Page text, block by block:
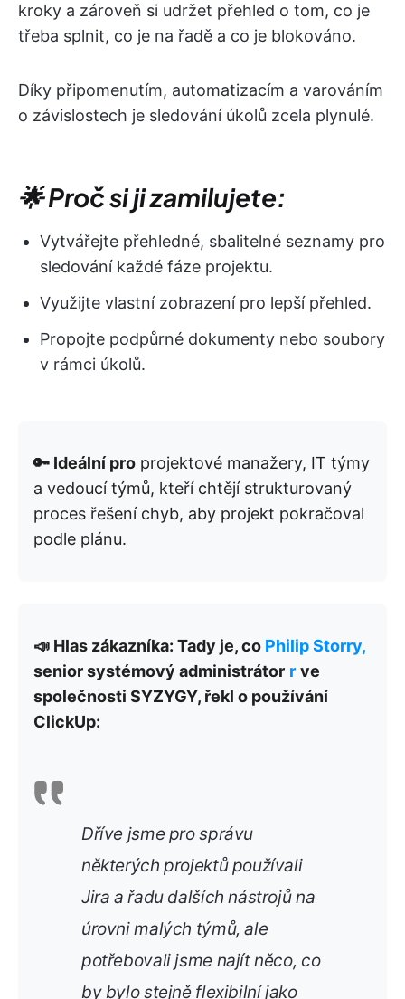
kroky a zároveň si udržet přehled o tom, co je
třeba splnit, co je na řadě a co je blokováno.
Díky připomenutím, automatizacím a varováním
o závislostech je sledování úkolů zcela plynulé.
🌟 Proč si ji zamilujete:
Vytvářejte přehledné, sbalitelné seznamy pro
sledování každé fáze projektu.
Využijte vlastní zobrazení pro lepší přehled.
Propojte podpůrné dokumenty nebo soubory
v rámci úkolů.
🔑 Ideální pro projektové manažery, IT týmy
a vedoucí týmů, kteří chtějí strukturovaný
proces řešení chyb, aby projekt pokračoval
podle plánu.
📣 Hlas zákazníka: Tady je, co Philip Storry,
senior systémový administrátor r ve
společnosti SYZYGY, řekl o používání
ClickUp:
Dříve jsme pro správu
některých projektů používali
Jira a řadu dalších nástrojů na
úrovni malých týmů, ale
potřebovali jsme najít něco, co
by bylo stejně flexibilní jako